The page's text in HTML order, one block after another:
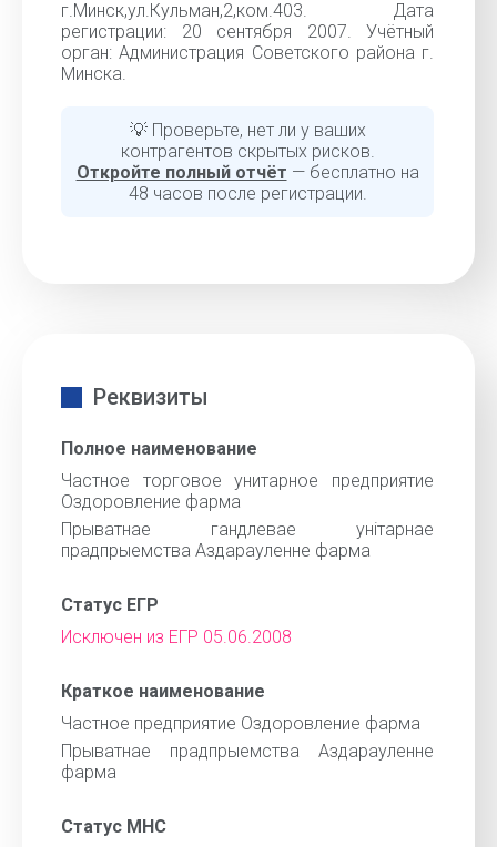
г.Минск,ул.Кульман,2,ком.403. Дата
регистрации: 20 сентября 2007. Учётный
орган: Администрация Советского района г.
Минска.
💡 Проверьте, нет ли у ваших
контрагентов скрытых рисков.
Откройте полный отчёт — бесплатно на
48 часов после регистрации.
Реквизиты
Полное наименование
Частное торговое унитарное предприятие
Оздоровление фарма
Прыватнае гандлевае унiтарнае
прадпрыемства Аздарауленне фарма
Статус ЕГР
Исключен из ЕГР 05.06.2008
Краткое наименование
Частное предприятие Оздоровление фарма
Прыватнае прадпрыемства Аздарауленне
фарма
Статус МНС